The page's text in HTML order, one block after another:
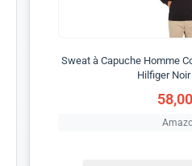
Sweat à Capuche Homme
Hilfiger Noir